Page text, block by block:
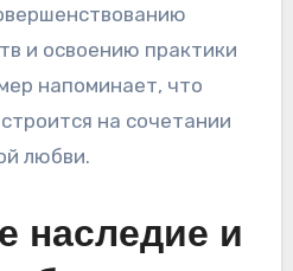
и освоению практики
напоминает, что
на сочетании
любви.
наследие и